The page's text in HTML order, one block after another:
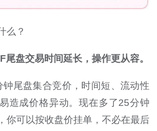
么？
尾盘交易时间延长，操作更从容。
钟尾盘集合竞价，时间短、流动性
造成价格异动。现在多了25分钟
你可以按收盘价挂单，不必在最后